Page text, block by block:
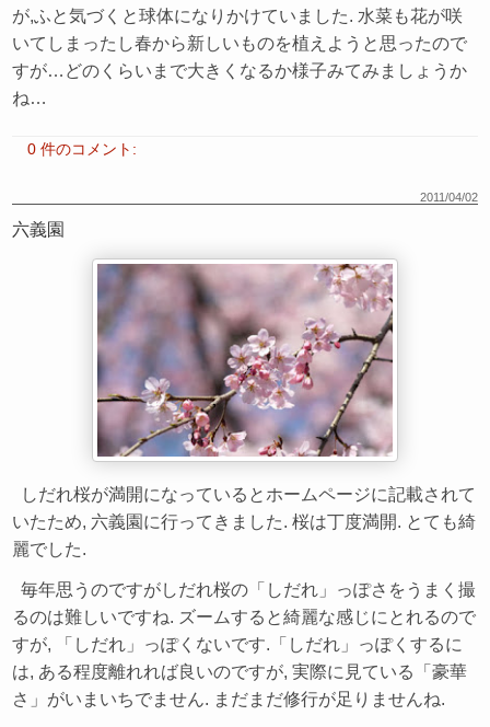
が,ふと気づくと球体になりかけていました. 水菜も花が咲
いてしまったし春から新しいものを植えようと思ったので
すが…どのくらいまで大きくなるか様子みてみましょうか
ね…
0 件のコメント:
2011/04/02
六義園
しだれ桜が満開になっているとホームページに記載されて
いたため, 六義園に行ってきました. 桜は丁度満開. とても綺
麗でした.
毎年思うのですがしだれ桜の「しだれ」っぽさをうまく撮
るのは難しいですね. ズームすると綺麗な感じにとれるので
すが, 「しだれ」っぽくないです.「しだれ」っぽくするに
は, ある程度離れれば良いのですが, 実際に見ている「豪華
さ」がいまいちでません. まだまだ修行が足りませんね.